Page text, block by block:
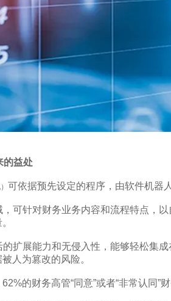
的益处
可依据预先设定的程序，由软件机器
，可针对财务业务内容和流程特点，
扩展能力和无侵入性，能够轻松集
人为篡改的风险。
的财务高管“同意”或者“非常认同